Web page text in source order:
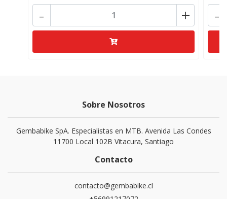
+
- -
Sobre Nosotros
Gembabike SpA. Especialistas en MTB. Avenida Las Condes
11700 Local 102B Vitacura, Santiago
Contacto
contacto@gembabike.cl